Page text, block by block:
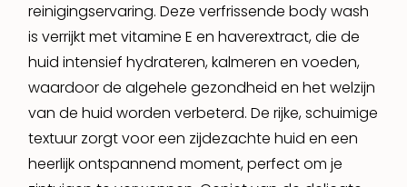
reinigingservaring. Deze verfrissende body wash
is verrijkt met vitamine E en haverextract, die de
huid intensief hydrateren, kalmeren en voeden,
waardoor de algehele gezondheid en het welzijn
van de huid worden verbeterd. De rijke, schuimige
textuur zorgt voor een zijdezachte huid en een
heerlijk ontspannend moment, perfect om je